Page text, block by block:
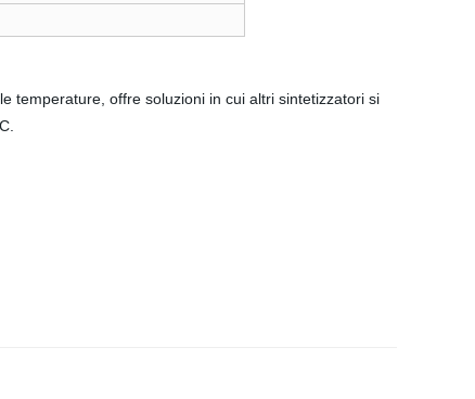
temperature, offre soluzioni in cui altri sintetizzatori si